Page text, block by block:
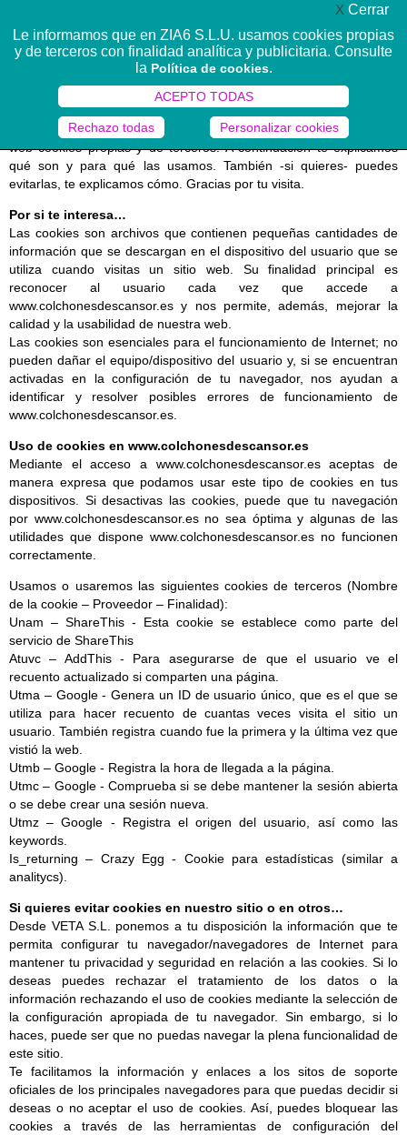
MENÚ ☰
Uso de cookies
Para mejorar la experiencia de tu visita, usamos en esta página
web cookies propias y de terceros. A continuación te explicamos
qué son y para qué las usamos. También -si quieres- puedes
evitarlas, te explicamos cómo. Gracias por tu visita.
Por si te interesa…
Las cookies son archivos que contienen pequeñas cantidades de
información que se descargan en el dispositivo del usuario que se
utiliza cuando visitas un sitio web. Su finalidad principal es
reconocer al usuario cada vez que accede a
www.colchonesdescansor.es y nos permite, además, mejorar la
calidad y la usabilidad de nuestra web.
Las cookies son esenciales para el funcionamiento de Internet; no
pueden dañar el equipo/dispositivo del usuario y, si se encuentran
activadas en la configuración de tu navegador, nos ayudan a
identificar y resolver posibles errores de funcionamiento de
www.colchonesdescansor.es.
Uso de cookies en www.colchonesdescansor.es
Mediante el acceso a www.colchonesdescansor.es aceptas de
manera expresa que podamos usar este tipo de cookies en tus
dispositivos. Si desactivas las cookies, puede que tu navegación
por www.colchonesdescansor.es no sea óptima y algunas de las
utilidades que dispone www.colchonesdescansor.es no funcionen
correctamente.
Usamos o usaremos las siguientes cookies de terceros (Nombre
de la cookie – Proveedor – Finalidad):
Unam – ShareThis - Esta cookie se establece como parte del
servicio de ShareThis
Atuvc – AddThis - Para asegurarse de que el usuario ve el
recuento actualizado si comparten una página.
Utma – Google - Genera un ID de usuario único, que es el que se
utiliza para hacer recuento de cuantas veces visita el sitio un
usuario. También registra cuando fue la primera y la última vez que
vistió la web.
Utmb – Google - Registra la hora de llegada a la página.
Utmc – Google - Comprueba si se debe mantener la sesión abierta
o se debe crear una sesión nueva.
Utmz – Google - Registra el origen del usuario, así como las
keywords.
Is_returning – Crazy Egg - Cookie para estadísticas (similar a
analitycs).
Si quieres evitar cookies en nuestro sitio o en otros…
Desde VETA S.L. ponemos a tu disposición la información que te
permita configurar tu navegador/navegadores de Internet para
mantener tu privacidad y seguridad en relación a las cookies. Si lo
deseas puedes rechazar el tratamiento de los datos o la
información rechazando el uso de cookies mediante la selección de
la configuración apropiada de tu navegador. Sin embargo, si lo
haces, puede ser que no puedas navegar la plena funcionalidad de
este sitio.
Te facilitamos la información y enlaces a los sitos de soporte
oficiales de los principales navegadores para que puedas decidir si
deseas o no aceptar el uso de cookies. Así, puedes bloquear las
cookies a través de las herramientas de configuración del
X Cerrar
Le informamos que en ZIA6 S.L.U. usamos cookies propias
y de terceros con finalidad analítica y publicitaria. Consulte
la Política de cookies.
ACEPTO TODAS
Rechazo todas Personalizar cookies